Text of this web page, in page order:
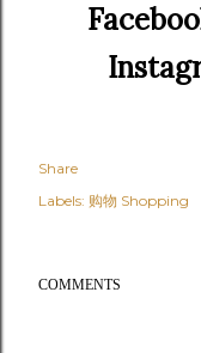
Share
Labels: 购物 Shopping
COMMENTS